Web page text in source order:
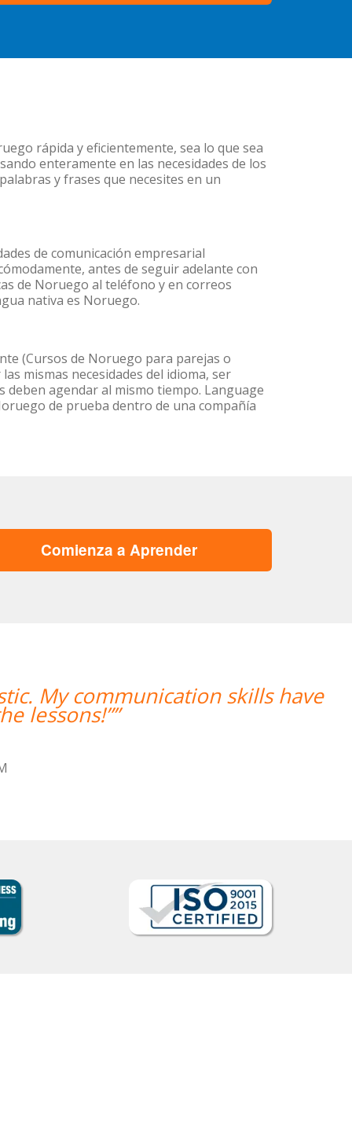
rápida y eficientemente, sea lo que sea
enteramente en las necesidades de los
y frases que necesites en un
de comunicación empresarial
antes de seguir adelante con
de Noruego al teléfono y en correos
nativa es Noruego.
(Cursos de Noruego para parejas o
mismas necesidades del idioma, ser
deben agendar al mismo tiempo. Language
de prueba dentro de una compañía
Comienza a Aprender
skills have “”Me han